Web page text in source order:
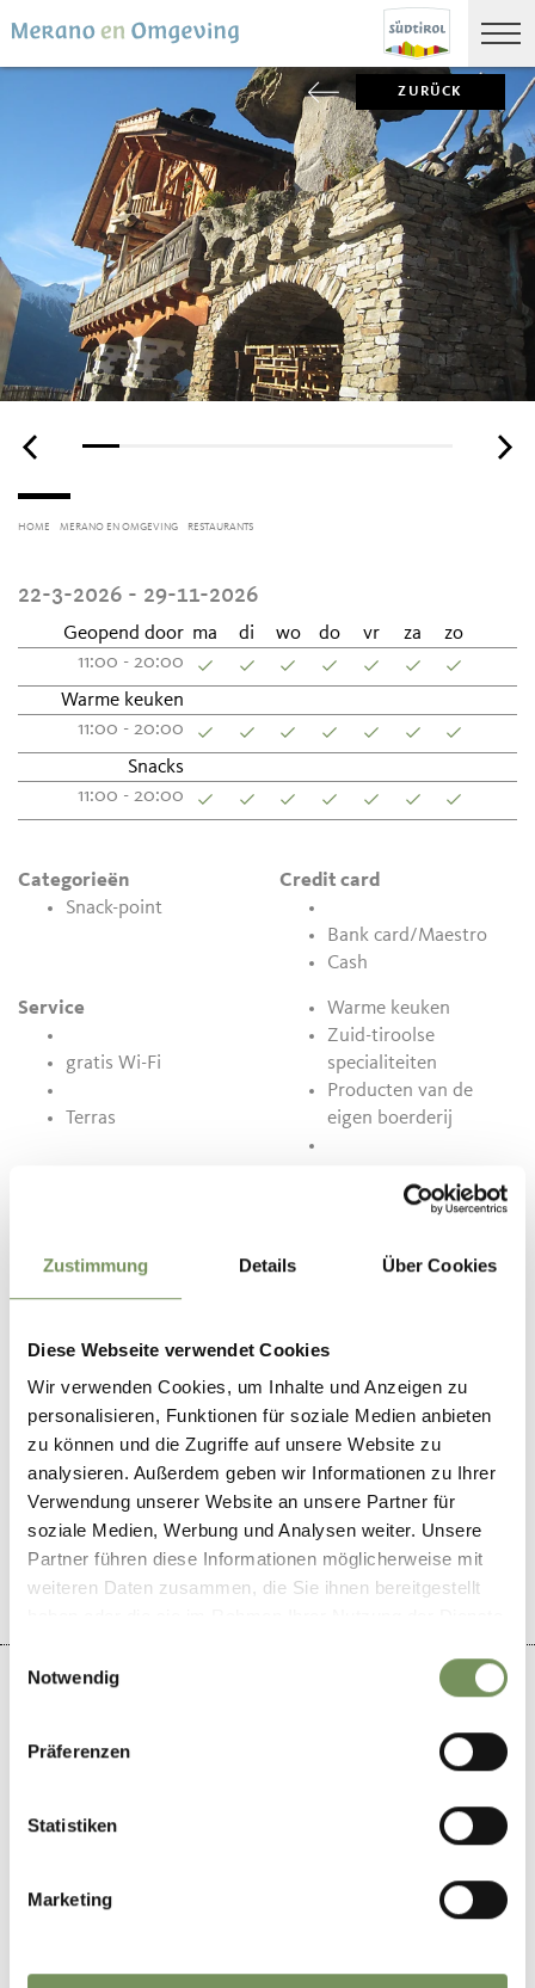
Zustimmung Details Über Cookies
Diese Webseite verwendet Cookies
Wir verwenden Cookies, um Inhalte und Anzeigen zu
personalisieren, Funktionen für soziale Medien anbieten
zu können und die Zugriffe auf unsere Website zu
analysieren. Außerdem geben wir Informationen zu Ihrer
Verwendung unserer Website an unsere Partner für
soziale Medien, Werbung und Analysen weiter. Unsere
Partner führen diese Informationen möglicherweise mit
weiteren Daten zusammen, die Sie ihnen bereitgestellt
Notwendig
Präferenzen
Statistiken
Marketing
ZURÜCK
HOME MERANO EN OMGEVING RESTAURANTS
22-3-2026 - 29-11-2026
Geopend door ma di wo do vr za
zo
11:00 - 20:00
Warme keuken
11:00 - 20:00
Snacks
11:00 - 20:00
Categorieën
Snack-point
Credit card
Bank card/Maestro
Cash
Service
gratis Wi-Fi
Terras
Warme keuken
Zuid-tiroolse
specialiteiten
Producten van de
eigen boerderij
39020
www.dursterhof.com
WAS DE INHOUD NUTTIG VOOR U? JA NO